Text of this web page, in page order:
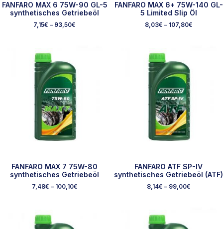
FANFARO MAX 6 75W-90 GL-5
synthetisches Getriebeöl
7,15€ – 93,50€
FANFARO MAX 6+ 75W-140 GL-
5 Limited Slip Öl
8,03€ – 107,80€
FANFARO MAX 7 75W-80
synthetisches Getriebeöl
7,48€ – 100,10€
FANFARO ATF SP-IV
synthetisches Getriebeöl (ATF)
8,14€ – 99,00€